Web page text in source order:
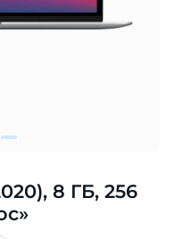
8 ГБ, 256